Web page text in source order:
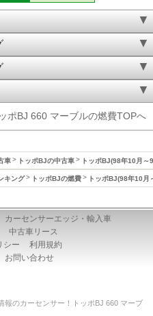
ポBJ 660 マーブルの燃費TOPへ
車 トッポBJの中古車 トッポBJ(98年10月～
キング トッポBJの燃費 トッポBJ(98年10月
カーセンサーエッジ・輸入車
中古車リース
シー
利用規約
お問い合わせ
報のカーセンサー！トッポBJ 660 マーブ